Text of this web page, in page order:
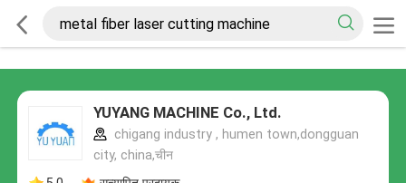
YUYANG MACHINE Co., Ltd.
chigang industry , humen town,dongguan
city, china,चीन